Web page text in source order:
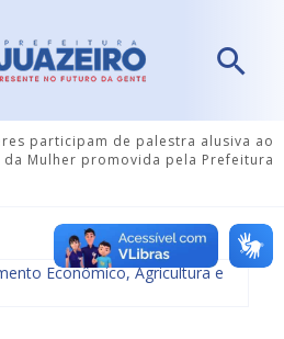
participam de palestra alusiva ao
Mulher promovida pela Prefeitura
Econômico, Agricultura e